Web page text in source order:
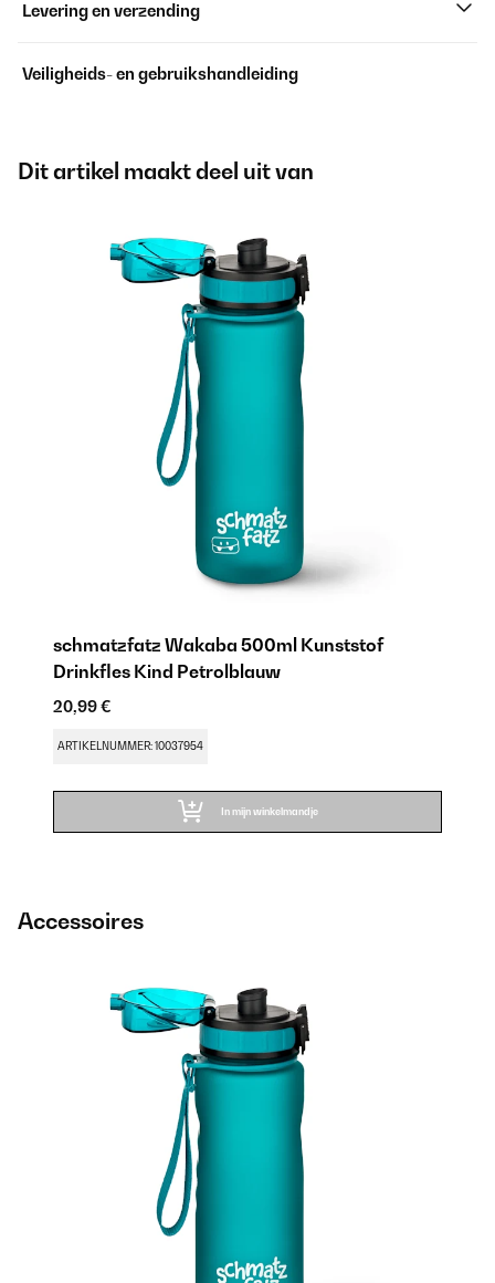
Levering en verzending
Veiligheids- en gebruikshandleiding
Dit artikel maakt deel uit van
schmatzfatz Wakaba 500ml Kunststof
Drinkfles Kind Petrolblauw
20,99 €
ARTIKELNUMMER: 10037954
In mijn winkelmandje
Accessoires